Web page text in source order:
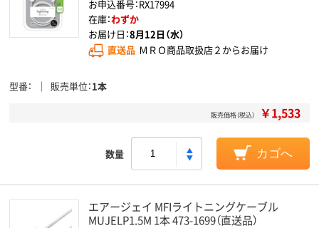
お申込番号：RX17994
在庫：わずか
お届け日：8月12日（水）
直送品 ＭＲＯ商品取扱店２からお届け
型番 販売単位 1本
販売価格（税込） ￥1,533
数量 カゴへ
エアージェイ MFIライトニングケーブル
MUJELP1.5M 1本 473-1699（直送品）